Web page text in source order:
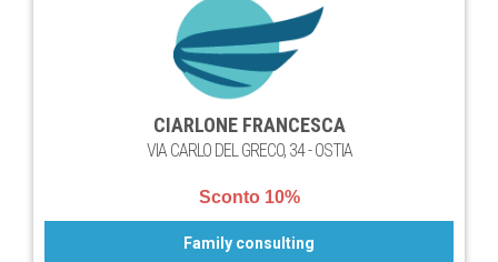
CIARLONE FRANCESCA
VIA CARLO DEL GRECO, 34 - OSTIA
Sconto 10%
Family consulting